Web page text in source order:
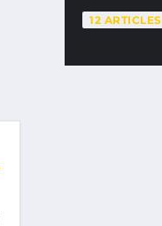
12 ARTICLES